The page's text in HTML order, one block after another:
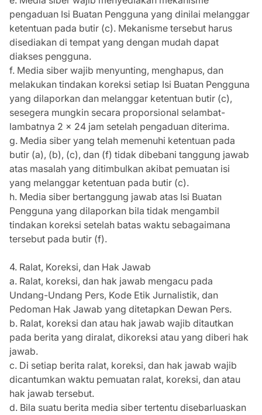
pengaduan Isi Buatan Pengguna yang dinilai melanggar
ketentuan pada butir (c). Mekanisme tersebut harus
disediakan di tempat yang dengan mudah dapat
diakses pengguna.
f. Media siber wajib menyunting, menghapus, dan
melakukan tindakan koreksi setiap Isi Buatan Pengguna
yang dilaporkan dan melanggar ketentuan butir (c),
sesegera mungkin secara proporsional selambat-
lambatnya 2 x 24 jam setelah pengaduan diterima.
g. Media siber yang telah memenuhi ketentuan pada
butir (a), (b), (c), dan (f) tidak dibebani tanggung jawab
atas masalah yang ditimbulkan akibat pemuatan isi
yang melanggar ketentuan pada butir (c).
h. Media siber bertanggung jawab atas Isi Buatan
Pengguna yang dilaporkan bila tidak mengambil
tindakan koreksi setelah batas waktu sebagaimana
tersebut pada butir (f).
4. Ralat, Koreksi, dan Hak Jawab
a. Ralat, koreksi, dan hak jawab mengacu pada
Undang-Undang Pers, Kode Etik Jurnalistik, dan
Pedoman Hak Jawab yang ditetapkan Dewan Pers.
b. Ralat, koreksi dan atau hak jawab wajib ditautkan
pada berita yang diralat, dikoreksi atau yang diberi hak
jawab.
c. Di setiap berita ralat, koreksi, dan hak jawab wajib
dicantumkan waktu pemuatan ralat, koreksi, dan atau
hak jawab tersebut.
d. Bila suatu berita media siber tertentu disebarluaskan